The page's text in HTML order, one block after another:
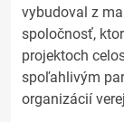
vybudoval z
spoločnosť,
projektoch
spoľahlivým
organizácií